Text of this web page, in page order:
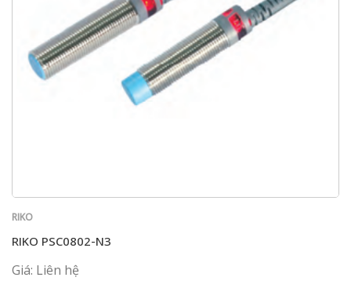
RIKO
RIKO PSC0802-N3
Giá: Liên hệ